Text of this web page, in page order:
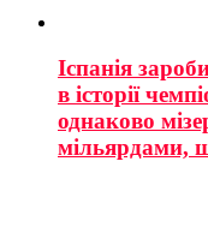
Іспанія
в історії
однаково
мільярдами,